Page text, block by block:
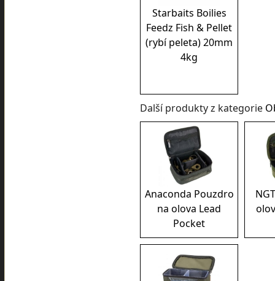
Starbaits Boilies
Feedz Fish & Pellet
(rybí peleta) 20mm
4kg
Další produkty z kategorie
Anaconda Pouzdro
na olova Lead
Pocket